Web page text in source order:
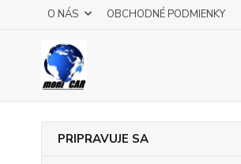
O NÁS OBCHODNÉ PODMIENKY
PRIPRAVUJE SA